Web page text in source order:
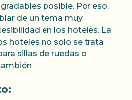
posible. Por eso,
de un tema muy
en los hoteles. La
hoteles no solo se trata
sillas de ruedas o